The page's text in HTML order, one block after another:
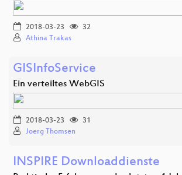
2018-03-23
32
Athina Trakas
GISInfoService
Ein verteiltes WebGIS
2018-03-23
31
Joerg Thomsen
INSPIRE Downloaddienste